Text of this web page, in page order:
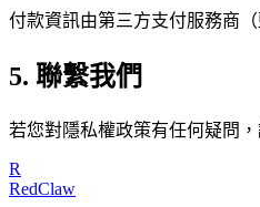
付款資訊由第三方支付服務商
5. 聯繫我們
若您對隱私權政策有任何疑問，
R
RedClaw